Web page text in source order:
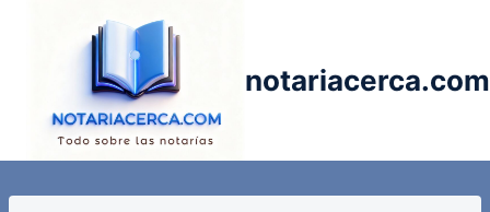
notariacerca.com